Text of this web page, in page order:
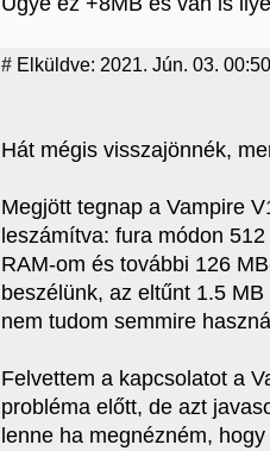
# Elküldve: 2021. Jún. 03. 00:50
Hát mégis visszajönnék,
Megjött tegnap a Vampire
leszámítva: fura módon
RAM-om és további 126
beszélünk, az eltűnt 1.5
nem tudom semmire
Felvettem a kapcsolatot a
probléma előtt, de azt
lenne ha megnézném,